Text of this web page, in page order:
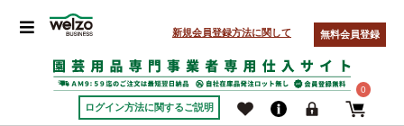
新規会員登録方法に関して 無料会員登録
ログイン方法に関するご説明
0